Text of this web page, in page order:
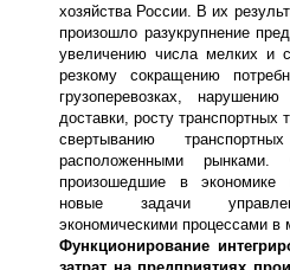
хозяйства России. В их
произошло разукрупнение
увеличению числа мелких и
резкому сокращению
грузоперевозках,
доставки, росту транспортных
свертыванию
расположенными рынками.
произошедшие в экономике
новые задачи
экономическими процессами в
Функционирование
затрат на предприятиях